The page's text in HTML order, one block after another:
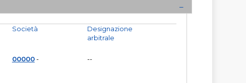
Società
00000-
Designazione
arbitrale
--